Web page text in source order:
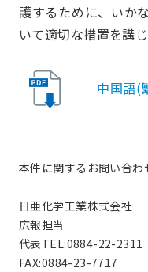
護するために、いか
いて適切な措置を講
中国語(
本件に関するお問い合わ
日亜化学工業株式会社
広報担当
代表TEL:0884-22-2311
FAX:0884-23-7717